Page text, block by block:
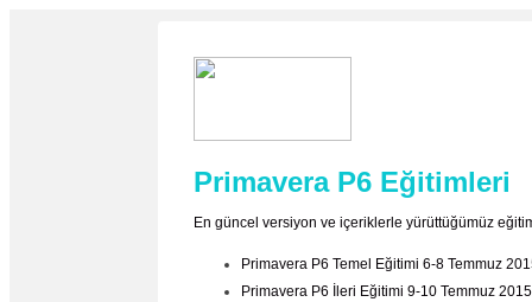
Primavera P6 Eğitimleri
En güncel versiyon ve içeriklerle yürüttüğümüz
Primavera P6 Temel Eğitimi 6-8 Temmuz
Primavera P6 İleri Eğitimi 9-10 Temmuz 2015